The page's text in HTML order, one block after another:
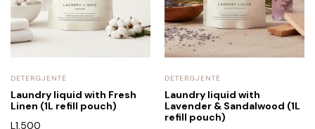
DETERGJENTË
Laundry liquid with Fresh
Linen (1L refill pouch)
L 1,500
DETERGJENTË
Laundry liquid with
Lavender & Sandalwood (1L
refill pouch)